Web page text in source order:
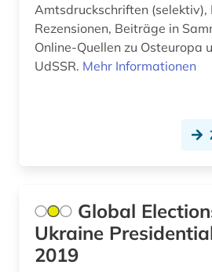
polen (1)
politik (7)
präsidentenwahl (2)
quelle (2)
Russland, Sowjetunion (23)
Schweden (1)
Suedosteuropa (11)
Amtsdruckschriften (selektiv),
Rezensionen, Beiträge in
Online-Quellen zu Osteuropa
UdSSR. Mehr Informationen
Global
Ukraine
2019